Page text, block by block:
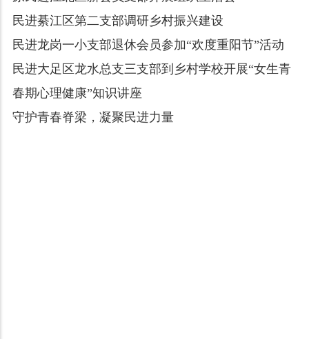
民进綦江区第二支部调研乡村振兴建设
民进龙岗一小支部退休会员参加“欢度重阳节”活动
民进大足区龙水总支三支部到乡村学校开展“女生青
春期心理健康”知识讲座
守护青春脊梁，凝聚民进力量